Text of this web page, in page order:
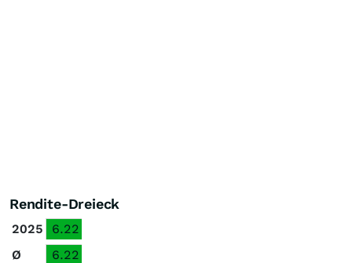
Rendite-Dreieck
2025
6.22
Ø
6.22